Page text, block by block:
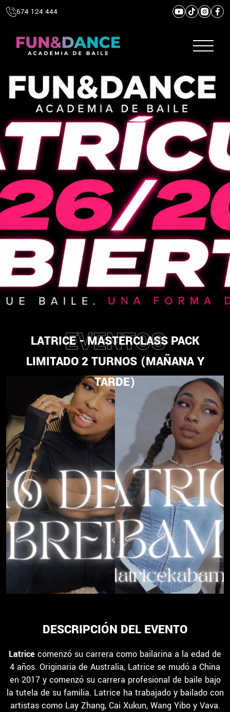
674 124 444
EVENTOS
LATRICE - MASTERCLASS PACK
LIMITADO 2 TURNOS (MAÑANA Y
TARDE)
DESCRIPCIÓN DEL EVENTO
Latrice comenzó su carrera como bailarina a la edad de
4 años. Originaria de Australia, Latrice se mudó a China
en 2017 y comenzó su carrera profesional de baile bajo
la tutela de su familia. Latrice ha trabajado y bailado con
artistas como Lay Zhang, Cai Xukun, Wang Yibo y Vava.